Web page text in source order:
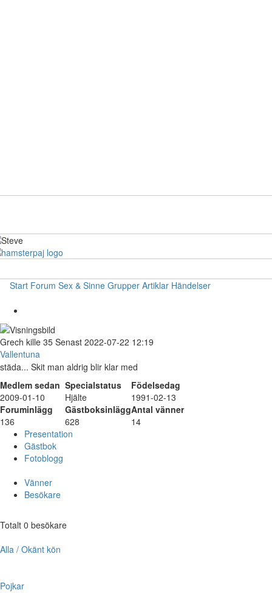
Start Forum Sex & Sinne Grupper Artiklar Händelser
Grech kille 35 Senast 2022-07-22 12:19
Vallentuna
städa... Skit man aldrig blir klar med
Medlem sedan Specialstatus
Födelsedag
2009-01-10
Hjälte
1991-02-13
Foruminlägg
GästboksinläggAntal vänner
136
628
14
Presentation
Gästbok
Fotoblogg
Vänner
Besökare
Totalt 0 besökare
Alla / Okänt kön
Pojkar